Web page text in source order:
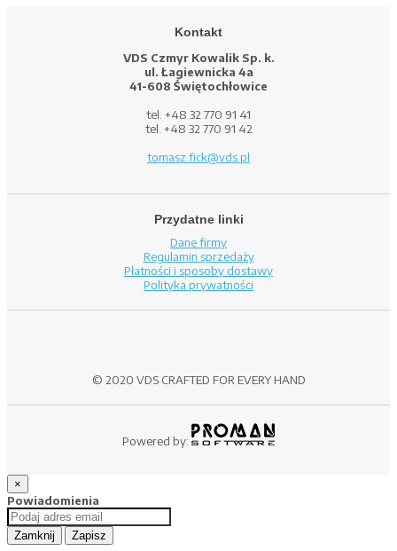
Kontakt
VDS Czmyr Kowalik Sp. k.
ul. Łagiewnicka 4a
41-608 Świętochłowice
tel. +48 32 770 91 41
tel. +48 32 770 91 42
tomasz.fick@vds.pl
Przydatne linki
Dane firmy
Regulamin sprzedaży
Płatności i sposoby dostawy
Polityka prywatności
© 2020 VDS CRAFTED FOR EVERY HAND
Powered by:
×
Powiadomienia
Zamknij Zapisz